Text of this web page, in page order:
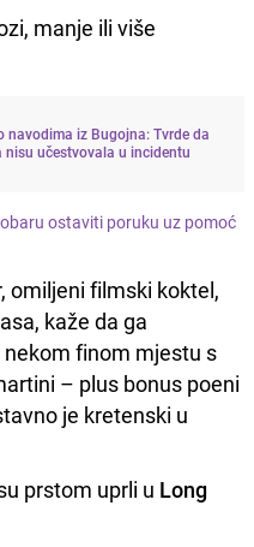
manje ili više
navodima iz Bugojna: Tvrde da
nisu učestvovala u incidentu
ostaviti poruku uz pomoć
omiljeni filmski koktel,
kaže da ga
nekom finom mjestu s
– plus bonus poeni
je kretenski u
prstom uprli u Long